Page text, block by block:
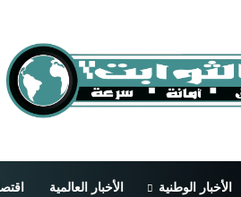
الأخبار الوطنية الأخبار العالمية